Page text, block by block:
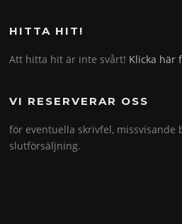
HITTA HIT!
Att hitta hit är inte svårt! Klicka här
VI RESERVERAR OSS
för eventuella skrivfel,
slutförsäljning.